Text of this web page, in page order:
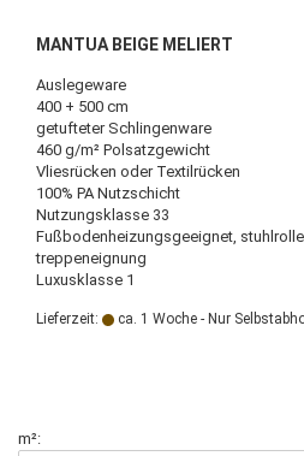
MANTUA BEIGE MELIERT
Auslegeware
400 + 500 cm
getufteter Schlingenware
460 g/m² Polsatzgewicht
Vliesrücken oder Textilrücken
100% PA Nutzschicht
Nutzungsklasse 33
Fußbodenheizungsgeeignet,
treppeneignung
Luxusklasse 1
Lieferzeit: ca. 1 Woche - Nur
m²: